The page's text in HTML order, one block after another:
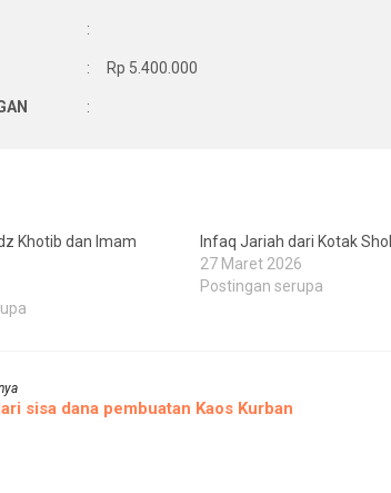
:
: Rp 5.400.000
:
Khotib dan Imam
Infaq Jariah dari Kotak
27 Maret 2026
Postingan serupa
sisa dana pembuatan Kaos Kurban